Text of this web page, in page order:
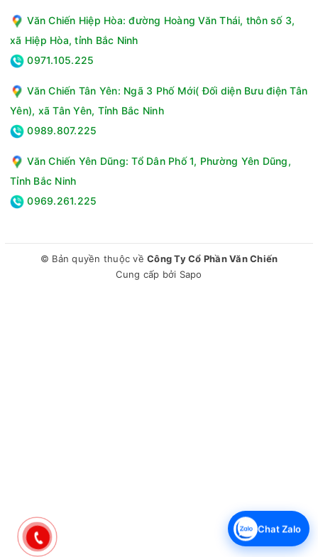
Văn Chiến Hiệp Hòa: đường Hoàng Văn Thái, thôn số 3,
xã Hiệp Hòa, tỉnh Bắc Ninh
0971.105.225
Văn Chiến Tân Yên: Ngã 3 Phố Mới( Đối diện Bưu điện Tân
Yên), xã Tân Yên, Tỉnh Bắc Ninh
0989.807.225
Văn Chiến Yên Dũng: Tổ Dân Phố 1, Phường Yên Dũng,
Tỉnh Bắc Ninh
0969.261.225
© Bản quyền thuộc về Công Ty Cổ Phần Văn Chiến
Cung cấp bởi Sapo
Chat Zalo